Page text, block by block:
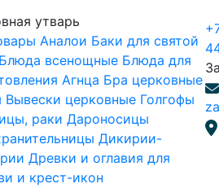
утварь
Аналои Баки для святой
Блюда всенощные Блюда для
Агнца Бра церковные
Вывески церковные Голгофы
раки Дароносицы
Дикирии-
Древки и оглавия для
и крест-икон